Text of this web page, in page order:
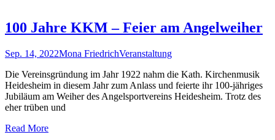
100 Jahre KKM – Feier am Angelweiher
Sep. 14, 2022Mona FriedrichVeranstaltung
Die Vereinsgründung im Jahr 1922 nahm die Kath. Kirchenmusik
Heidesheim in diesem Jahr zum Anlass und feierte ihr 100-jähriges
Jubiläum am Weiher des Angelsportvereins Heidesheim. Trotz des
eher trüben und
Read More